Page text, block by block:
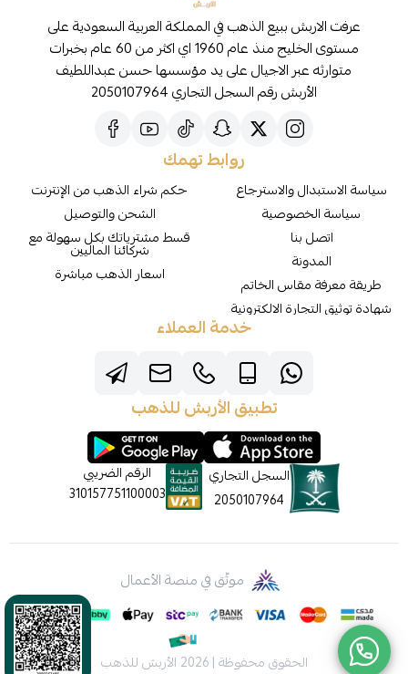
عرفت الاربش ببيع الذهب في المملكة العربية السعودية على
مستوى الخليج منذ عام 1960 اي اكثر من 60 عام بخبرات
متوارثه عبر الاجيال على يد مؤسسها حسن عبداللطيف
الأربش رقم السجل التجاري 2050107964
روابط تهمك
سياسة الاستبدال والاسترجاع
سياسة الخصوصية
اتصل بنا
المدونة
طريقة معرفة مقاس الخاتم
شهادة توثيق التجارة الالكترونية
حكم شراء الذهب من الإنترنت
الشحن والتوصيل
قسط مشترياتك بكل سهولة مع
شركائنا الماليين
اسعار الذهب مباشرة
خدمة العملاء
تطبيق الأربش للذهب
السجل التجاري
2050107964
الرقم الضريبي
310157751100003
موثّق في منصة الأعمال
الحقوق محفوظة | 2026 الأربش للذهب